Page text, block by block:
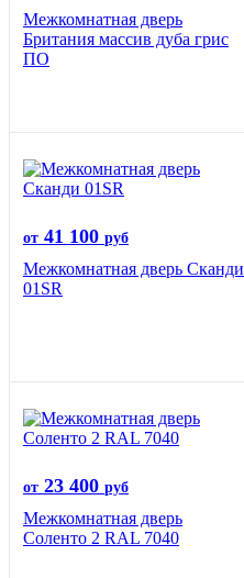
Межкомнатная дверь
Британия массив дуба грис
ПО
от 41 100 руб
Межкомнатная дверь Сканди
01SR
от 23 400 руб
Межкомнатная дверь
Соленто 2 RAL 7040